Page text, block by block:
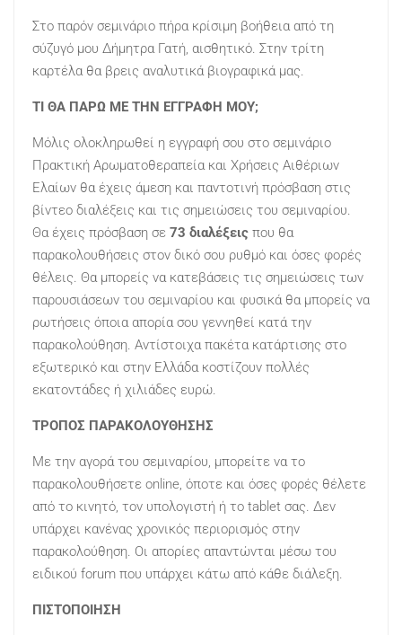
Στο παρόν σεμινάριο πήρα κρίσιμη βοήθεια από τη
σύζυγό μου Δήμητρα Γατή, αισθητικό. Στην τρίτη
καρτέλα θα βρεις αναλυτικά βιογραφικά μας.
ΤΙ ΘΑ ΠΑΡΩ ΜΕ ΤΗΝ ΕΓΓΡΑΦΗ ΜΟΥ;
Μόλις ολοκληρωθεί η εγγραφή σου στο σεμινάριο
Πρακτική Αρωματοθεραπεία και Χρήσεις Αιθέριων
Ελαίων θα έχεις άμεση και παντοτινή πρόσβαση στις
βίντεο διαλέξεις και τις σημειώσεις του σεμιναρίου.
Θα έχεις πρόσβαση σε 73 διαλέξεις που θα
παρακολουθήσεις στον δικό σου ρυθμό και όσες φορές
θέλεις. Θα μπορείς να κατεβάσεις τις σημειώσεις των
παρουσιάσεων του σεμιναρίου και φυσικά θα μπορείς να
ρωτήσεις όποια απορία σου γεννηθεί κατά την
παρακολούθηση. Αντίστοιχα πακέτα κατάρτισης στο
εξωτερικό και στην Ελλάδα κοστίζουν πολλές
εκατοντάδες ή χιλιάδες ευρώ.
ΤΡΟΠΟΣ ΠΑΡΑΚΟΛΟΥΘΗΣΗΣ
Με την αγορά του σεμιναρίου, μπορείτε να το
παρακολουθήσετε online, όποτε και όσες φορές θέλετε
από το κινητό, τον υπολογιστή ή το tablet σας. Δεν
υπάρχει κανένας χρονικός περιορισμός στην
παρακολούθηση. Οι απορίες απαντώνται μέσω του
ειδικού forum που υπάρχει κάτω από κάθε διάλεξη.
ΠΙΣΤΟΠΟΙΗΣΗ